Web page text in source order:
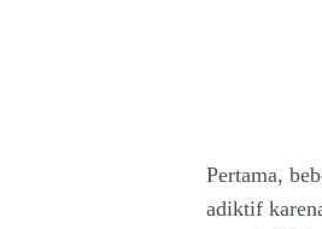
Pertama,
adiktif